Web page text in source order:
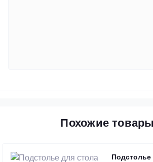
Похожие товары
Подстолье